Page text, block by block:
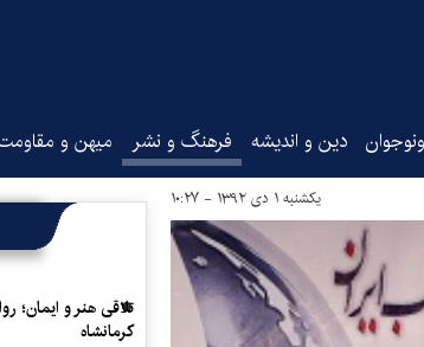
دین و اندیشه فرهنگ و نشر میهن و
یکشنبه ۱ دی ۱۳۹۲ - ۱۰:۲۷
تلاقی هنر و ایمان؛
کرمانشاه